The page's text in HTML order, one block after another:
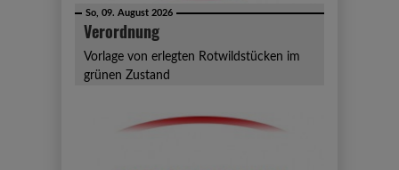
So, 09. August 2026
Verordnung
Vorlage von erlegten Rotwildstücken im
grünen Zustand